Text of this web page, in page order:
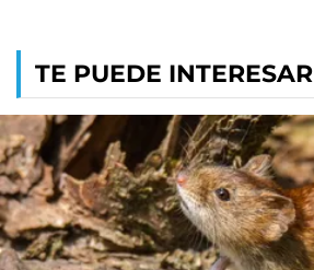
TE PUEDE INTERESAR